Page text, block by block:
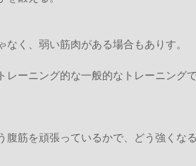
なく、弱い筋肉がある場合もありす。
レーニング的な一般的なトレーニング
筋を頑張っているかで、どう強くな